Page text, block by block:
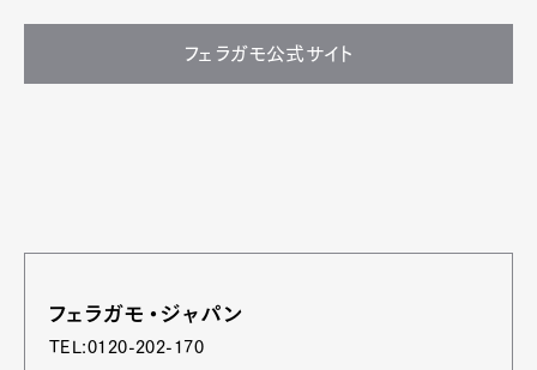
フェラガモ公式サイト
フェラガモ・ジャパン
TEL:0120-202-170